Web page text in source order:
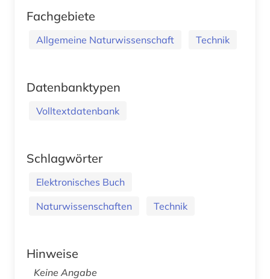
Fachgebiete
Allgemeine Naturwissenschaft Technik
Datenbanktypen
Volltextdatenbank
Schlagwörter
Elektronisches Buch
Naturwissenschaften
Technik
Hinweise
Keine Angabe